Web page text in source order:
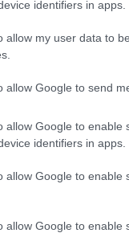
identifiers in apps.
allow my user data to
allow Google to send
allow Google to enable
identifiers in apps.
allow Google to enable
allow Google to enable
(…) για
δική σας η
μας», τόνισε